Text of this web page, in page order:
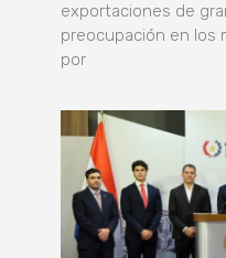
exportaciones de
preocupación en los
por